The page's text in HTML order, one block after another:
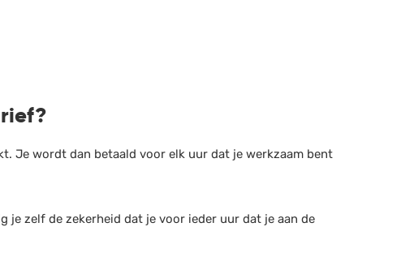
Je wordt dan betaald voor elk uur dat je werkzaam bent
je zelf de zekerheid dat je voor ieder uur dat je aan de